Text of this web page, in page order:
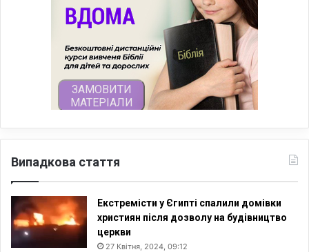
Випадкова стаття
Екстремісти у Єгипті спалили домівки
християн після дозволу на будівництво
церкви
27 Квітня, 2024, 09:12